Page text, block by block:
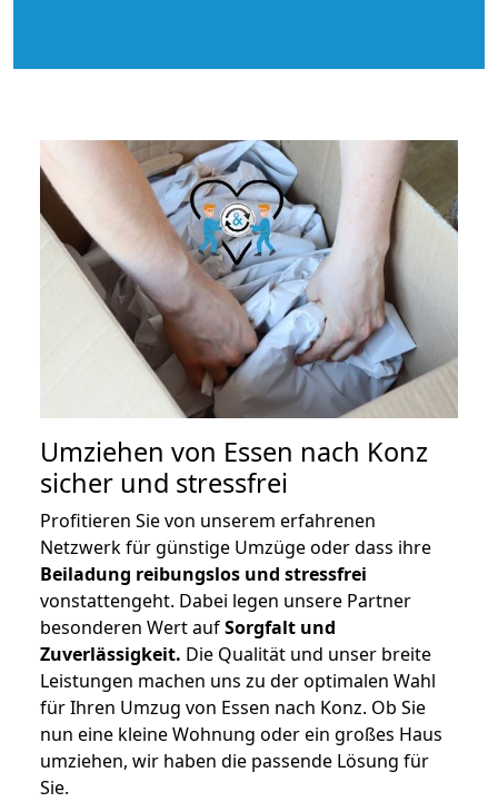
Umziehen von Essen nach Konz
sicher und stressfrei
Profitieren Sie von unserem erfahrenen
Netzwerk für günstige Umzüge oder dass ihre
Beiladung reibungslos und stressfrei
vonstattengeht. Dabei legen unsere Partner
besonderen Wert aufSorgfalt und
Zuverlässigkeit. Die Qualität und unser breite
Leistungen machen uns zu der optimalen Wahl
für Ihren Umzug von Essen nach Konz. Ob Sie
nun eine kleine Wohnung oder ein großes Haus
umziehen, wir haben die passende Lösung für
Sie.